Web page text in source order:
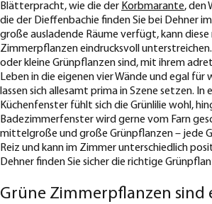
Blätterpracht, wie die der Korbmarante, den
die der Dieffenbachie finden Sie bei Dehner
große ausladende Räume verfügt, kann
Zimmerpflanzen eindrucksvoll
oder kleine Grünpflanzen sind, mit ihrem
Leben in die eigenen vier Wände und egal für
lassen sich allesamt prima in Szene setzen. In
Küchenfenster fühlt sich die Grünlilie wohl,
Badezimmerfenster wird gerne vom Farn
mittelgroße und große Grünpflanzen – jede
Reiz und kann im Zimmer unterschiedlich
Dehner finden Sie sicher die richtige
Grüne Zimmerpflanzen sind